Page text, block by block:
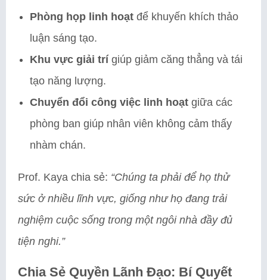
Phòng họp linh hoạt để khuyến khích thảo
luận sáng tạo.
Khu vực giải trígiúp giảm căng thẳng và tái
tạo năng lượng.
Chuyển đổi công việc linh hoạt giữa các
phòng ban giúp nhân viên không cảm thấy
nhàm chán.
Prof. Kaya chia sẻ: “Chúng ta phải để họ thử
sức ở nhiều lĩnh vực, giống như họ đang trải
nghiệm cuộc sống trong một ngôi nhà đầy đủ
tiện nghi.”
Chia Sẻ Quyền Lãnh Đạo: Bí Quyết